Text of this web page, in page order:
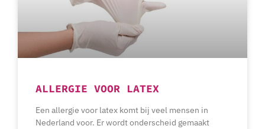
ALLERGIE VOOR LATEX
Een allergie voor latex komt bij veel mensen in
Nederland voor. Er wordt onderscheid gemaakt